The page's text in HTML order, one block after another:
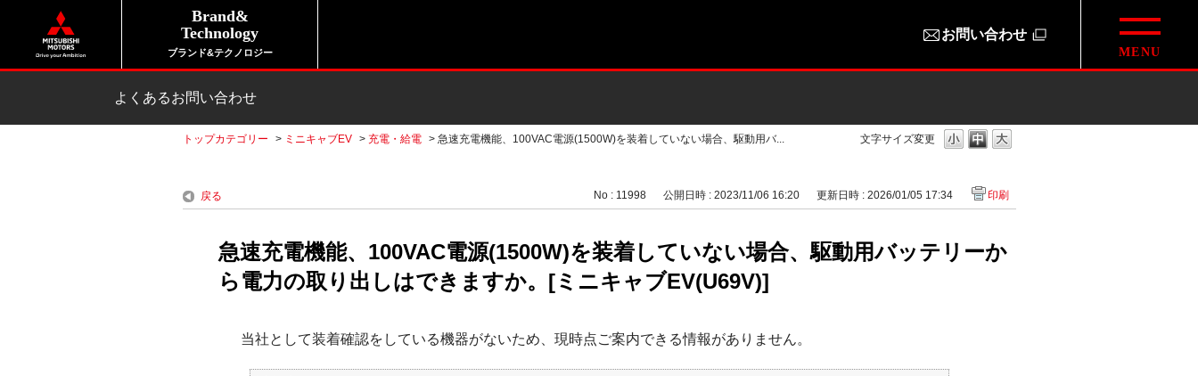
Brand&
Technology
ブランド&テクノロジー
お問い合わせ
よくあるお問い合わせ
文字サイズ変更
トップカテゴリー > ミニキャブEV > 充電・給電 > 急速充電機能、100VAC電源(1500W)を装着していない場合、駆動用バ...
戻る No : 11998 公開日時 : 2023/11/06 16:20 更新日時 : 2026/01/05 17:34 印刷
急速充電機能、100VAC電源(1500W)を装着していない場合、駆動用バッテリーか
ら電力の取り出しはできますか。[ミニキャブEV(U69V)]
当社として装着確認をしている機器がないため、現時点ご案内できる情報がありません。